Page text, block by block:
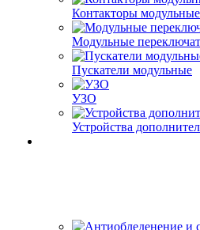
Контакторы модульные
Модульные
Пускатели модульные
УЗО
Устройства